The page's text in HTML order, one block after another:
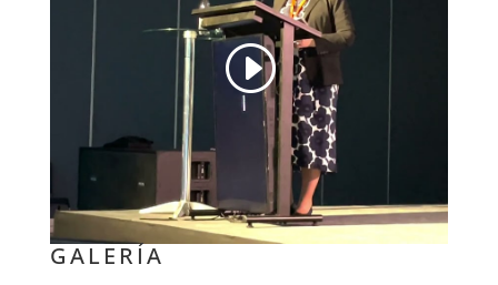
GALERÍA